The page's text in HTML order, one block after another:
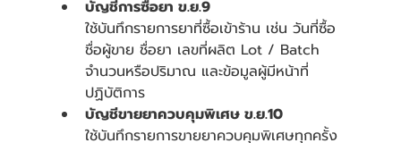
บัญชีการซื้อยา ข.ย.9
ใช้บันทึกรายการยาที่ซื้อเข้าร้าน เช่น วันที่ซื้อ
ชื่อผู้ขาย ชื่อยา เลขที่ผลิต Lot / Batch
จำนวนหรือปริมาณ และข้อมูลผู้มีหน้าที่
ปฏิบัติการ
บัญชีขายยาควบคุมพิเศษ ข.ย.10
ใช้บันทึกรายการขายยาควบคุมพิเศษทุกครั้ง